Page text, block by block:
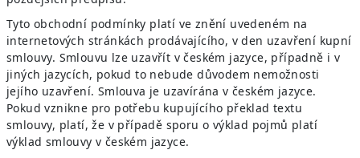
Tyto obchodní podmínky platí ve znění uvedeném na
internetových stránkách prodávajícího, v den uzavření kupní
smlouvy. Smlouvu lze uzavřít v českém jazyce, případně i v
jiných jazycích, pokud to nebude důvodem nemožnosti
jejího uzavření. Smlouva je uzavírána v českém jazyce.
Pokud vznikne pro potřebu kupujícího překlad textu
smlouvy, platí, že v případě sporu o výklad pojmů platí
výklad smlouvy v českém jazyce.